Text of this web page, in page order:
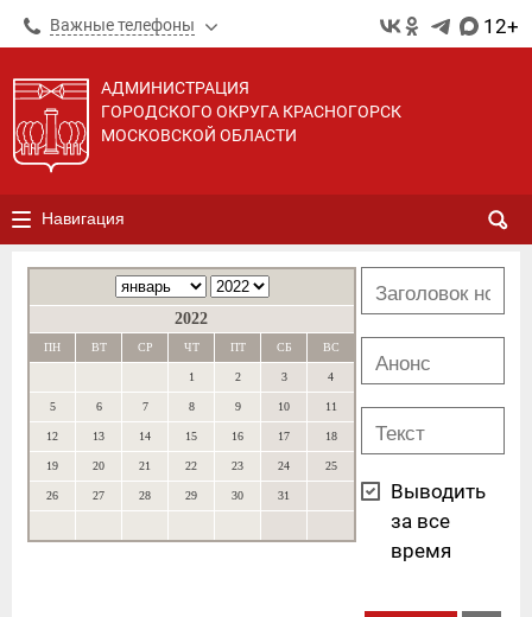
Важные телефоны 12+
АДМИНИСТРАЦИЯ
ГОРОДСКОГО ОКРУГА КРАСНОГОРСК
МОСКОВСКОЙ ОБЛАСТИ
Навигация
2022
ПН ВТ СР ЧТ ПТ СБ ВС
1 2 3 4
5 6 7 8 9 10 11
12 13 14 15 16 17 18
19 20 21 22 23 24 25
26 27 28 29 30 31
Выводить
за все
время